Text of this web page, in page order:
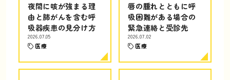
夜間に咳が強まる理
由と肺がんを含む呼
吸器疾患の見分け方
2026.07.05
医療
唇の腫れとともに呼
吸困難がある場合の
緊急連絡と受診先
2026.07.02
医療